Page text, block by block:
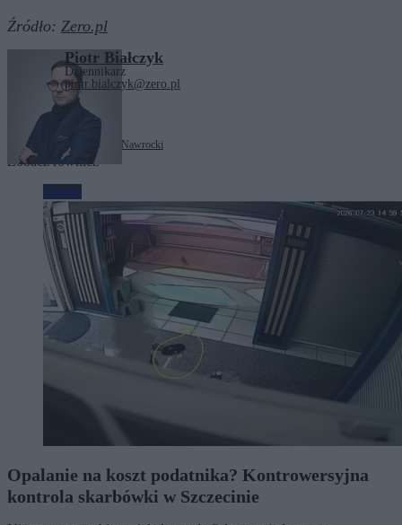
Źródło: Zero.pl
Piotr Białczyk
Dziennikarz
piotr.bialczyk@zero.pl
Tagi: Karol Nawrocki
Zobacz również
Biznes
Opalanie na koszt podatnika? Kontrowersyjna
kontrola skarbówki w Szczecinie